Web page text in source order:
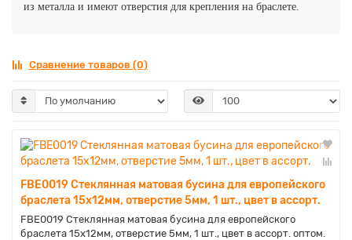
из металла и имеют отверстия для крепления на браслете.
Сравнение товаров (0)
FBE0019 Стеклянная матовая бусина для европейского
браслета 15х12мм, отверстие 5мм, 1 шт., цвет в ассорт.
FBE0019 Стеклянная матовая бусина для европейского
браслета 15х12мм, отверстие 5мм, 1 шт., цвет в ассорт. оптом.